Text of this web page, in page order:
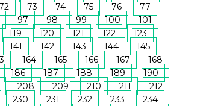
73 74 75 76
77
97 98 99 100
101
119 120 121 122
123
141 142 143 144
145
164 165 166 167
168
186 187 188 189
190
208 209 210 211
212
230 231 232 233
234